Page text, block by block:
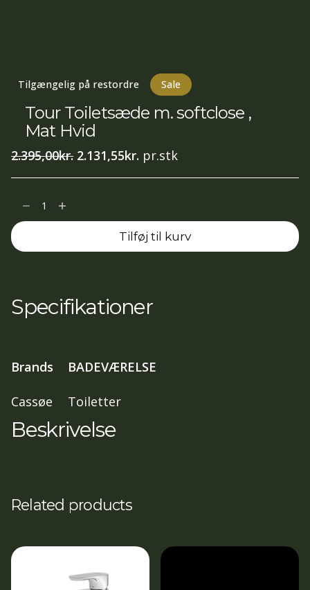
Tilgængelig på restordre Sale
Tour Toiletsæde m. softclose ,
Mat Hvid
2.395,00kr. Den
oprindelige
2.395,00kr..
2.131,55kr. Den
aktuelle
2.131,55kr..
pr.stk
Toiletsæde
m.
Mat
Hvid
Tilføj til kurv
Specifikationer
Brands BADEVÆRELSE
Cassøe Toiletter
Beskrivelse
Related products